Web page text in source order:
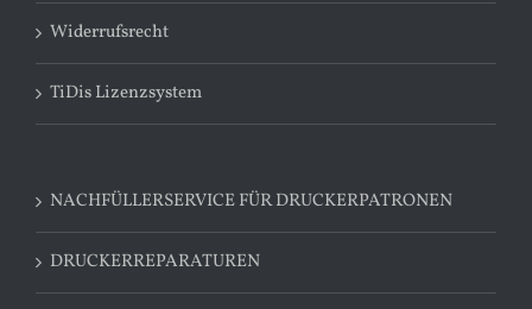
Widerrufsrecht
TiDis Lizenzsystem
NACHFÜLLERSERVICE FÜR DRUCKERPATRONEN
DRUCKERREPARATUREN